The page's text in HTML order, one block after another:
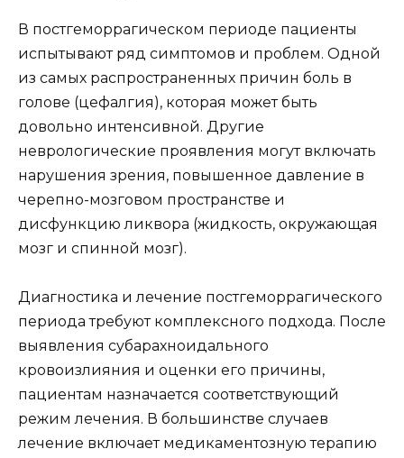
В постгеморрагическом периоде пациенты
испытывают ряд симптомов и проблем. Одной
из самых распространенных причин боль в
голове (цефалгия), которая может быть
довольно интенсивной. Другие
неврологические проявления могут включать
нарушения зрения, повышенное давление в
черепно-мозговом пространстве и
дисфункцию ликвора (жидкость, окружающая
мозг и спинной мозг).
Диагностика и лечение постгеморрагического
периода требуют комплексного подхода. После
выявления субарахноидального
кровоизлияния и оценки его причины,
пациентам назначается соответствующий
режим лечения. В большинстве случаев
лечение включает медикаментозную терапию